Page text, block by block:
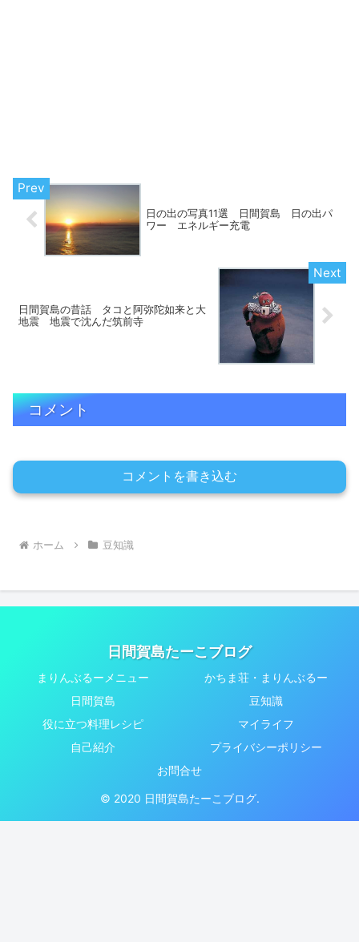
日の出の写真11選 日間賀島 日の出パ
ワー エネルギー充電
日間賀島の昔話 タコと阿弥陀如来と大
地震 地震で沈んだ筑前寺
コメント
コメントを書き込む
ホーム 豆知識
日間賀島たーこブログ
まりんぶるーメニュー
かちま荘・まりんぶるー
日間賀島
豆知識
役に立つ料理レシピ
マイライフ
自己紹介
プライバシーポリシー
お問合せ
© 2020 日間賀島たーこブログ.